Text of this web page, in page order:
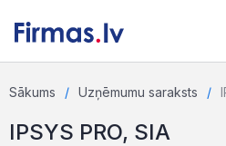
Sākums Uzņēmumu saraksts
IPSYS PRO, SIA